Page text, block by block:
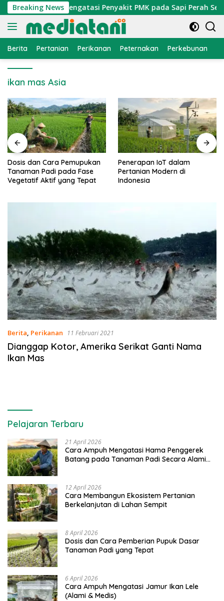
Langsung
ke
konten
Breaking News
Cara Mengatasi Penyakit PMK pada Sapi Perah
Berita Pertanian Perikanan Peternakan Perkebunan
ikan mas Asia
Dosis dan Cara Pemupukan
Tanaman Padi pada Fase
Vegetatif Aktif yang Tepat
Penerapan IoT dalam
Pertanian Modern di
Indonesia
Berita, Perikanan 11 Februari 2021
Dianggap Kotor, Amerika Serikat Ganti Nama
Ikan Mas
Pelajaran Terbaru
21 April 2026
Cara Ampuh Mengatasi Hama Penggerek
Batang pada Tanaman Padi Secara Alami
12 April 2026
Cara Membangun Ekosistem Pertanian
Berkelanjutan di Lahan Sempit
8 April 2026
Dosis dan Cara Pemberian Pupuk Dasar
Tanaman Padi yang Tepat
6 April 2026
Cara Ampuh Mengatasi Jamur Ikan Lele
(Alami & Medis)